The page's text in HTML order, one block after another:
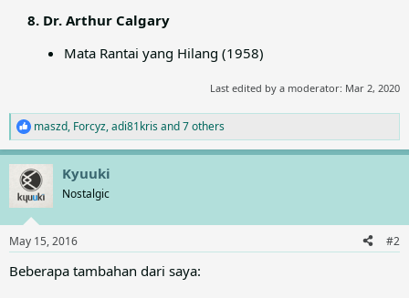
8. Dr. Arthur Calgary
Mata Rantai yang Hilang (1958)
Last edited by a moderator: Mar 2, 2020
R
e
a
c
t
i
n
s
:
maszd, Forcyz,adi81krisand 7 others
Kyuuki
Nostalgic
May 15, 2016 #2
Beberapa tambahan dari saya: